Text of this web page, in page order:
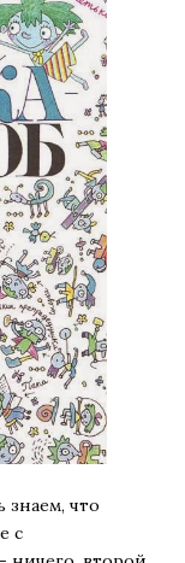
знаем, что
с